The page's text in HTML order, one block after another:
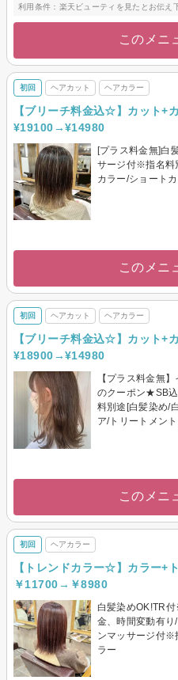
利用条件：楽天ビューティを見たとお伝え
このメニ
初回 ヘアカット ヘアカラー
【ブリーチ料金込☆】カット+
¥19100→¥14980
[プラス料金無]白
サージ付※指名料
カラー/ショート
このメニ
初回 ヘアカット ヘアカラー
【ブリーチ料金込☆】カット+
¥18900→¥14980
【プラス料金無
のクーポン★SB
料別途[白髪染め/
ア/トリートメン
このメニ
初回 ヘアカラー
【トレンドカラー☆】カラー+
￥11700→￥8980
白髪染めOK!TR
金、時間変動有
ンマッサージ付※
ラー